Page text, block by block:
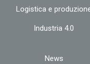
Logistica e
Industria 4.0
News